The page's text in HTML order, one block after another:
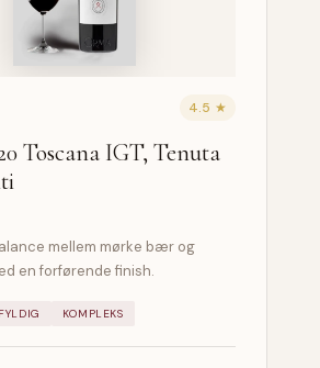
4.5 ★
Toscana IGT, Tenuta
mellem mørke bær og
en forførende finish.
FYLDIG KOMPLEKS